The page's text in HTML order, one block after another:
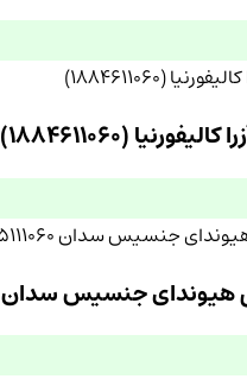
(1884611060)
جنسیس سدان 1885111060